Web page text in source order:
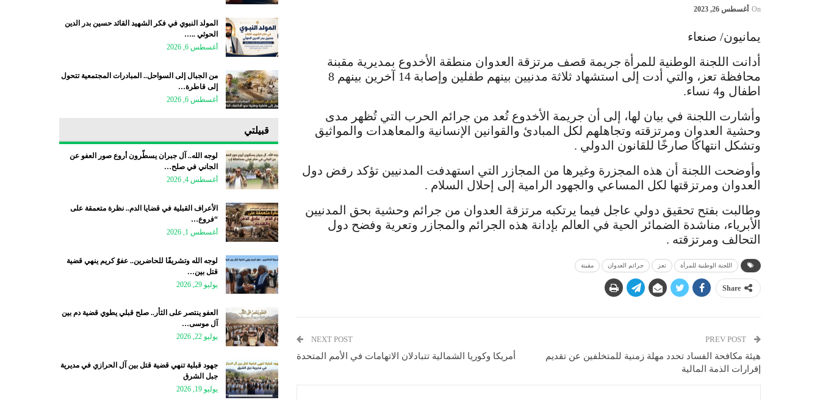
On أغسطس 26, 2023
يمانيون/ صنعاء
أدانت اللجنة الوطنية للمرأة جريمة قصف مرتزقة العدوان منطقة الأخدوع بمديرية مقبنة
محافظة تعز، والتي أدت إلى استشهاد ثلاثة مدنيين بينهم طفلين وإصابة 14 آخرين بينهم 8
اطفال و4 نساء.
وأشارت اللجنة في بيان لها، إلى أن جريمة الأخدوع تُعد من جرائم الحرب التي تُظهر مدى
وحشية العدوان ومرتزقته وتجاهلهم لكل المبادئ والقوانين الإنسانية والمعاهدات والمواثيق
وتشكل انتهاكًا صارخًا للقانون الدولي .
وأوضحت اللجنة أن هذه المجزرة وغيرها من المجازر التي استهدفت المدنيين تؤكد رفض دول
العدوان ومرتزقتها لكل المساعي والجهود الرامية إلى إحلال السلام .
وطالبت بفتح تحقيق دولي عاجل فيما يرتكبه مرتزقة العدوان من جرائم وحشية بحق المدنيين
الأبرياء، مناشدة الضمائر الحية في العالم بإدانة هذه الجرائم والمجازر وتعرية وفضح دول
التحالف ومرتزقته .
اللجنة الوطنية للمرأة تعز جرائم العدوان مقبنة
Share
هيئة مكافحة الفساد تحدد مهلة زمنية للمتخلفين عن تقديم
إقرارات الذمة المالية
NEXT POST
أمريكا وكوريا الشمالية تتبادلان الاتهامات في الأمم المتحدة
المولد النبوي في فكر الشهيد القائد حسين بدر الدين
الحوثي ..…
أغسطس 6, 2026
من الجبال إلى السواحل.. المبادرات المجتمعية تتحول
إلى قاطرة…
أغسطس 6, 2026
قبيلتي
لوجه الله.. آل جبران يسطّرون أروع صور العفو عن
الجاني في صلح…
أغسطس 4, 2026
الأعراف القبلية في قضايا الدم.. نظرة متعمقة على
“فروع…
أغسطس 1, 2026
لوجه الله وتشريفًا للحاضرين.. عفوٌ كريم ينهي قضية
قتل بين…
يوليو 29, 2026
العفو ينتصر على الثأر.. صلح قبلي يطوي قضية دم بين
آل موسى…
يوليو 22, 2026
جهود قبلية تنهي قضية قتل بين آل الحرازي في مديرية
جبل الشرق
يوليو 19, 2026